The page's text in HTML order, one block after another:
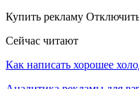
Купить рекламу
Сейчас читают
Как написать хорошее